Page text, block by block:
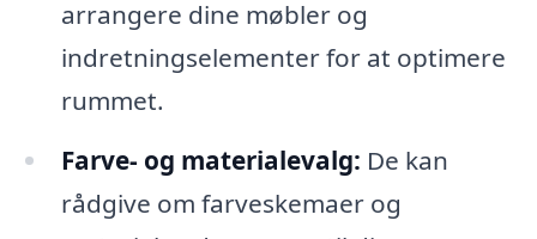
arrangere dine møbler og
indretningselementer for at optimere
rummet.
Farve- og materialevalg: De kan
rådgive om farveskemaer og